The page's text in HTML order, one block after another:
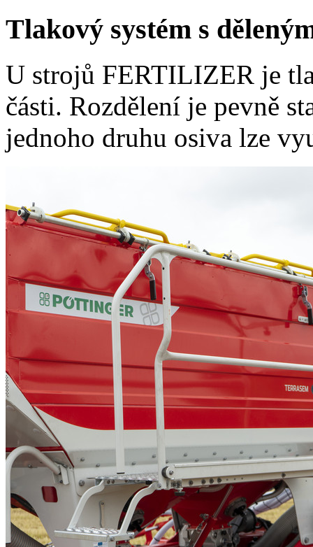
Tlakový systém s
U strojů FERTILIZER je
části. Rozdělení je pevně
jednoho druhu osiva lze